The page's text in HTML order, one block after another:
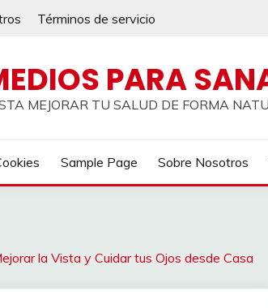
Términos de servicio
PARA
MEJORAR TU SALUD DE FORMA
Sample Page Sobre Nosotros
la Vista y Cuidar tus Ojos desde Casa